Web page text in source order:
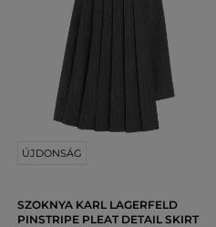
ÚJDONSÁG
SZOKNYA KARL LAGERFELD
PINSTRIPE PLEAT DETAIL SKIRT